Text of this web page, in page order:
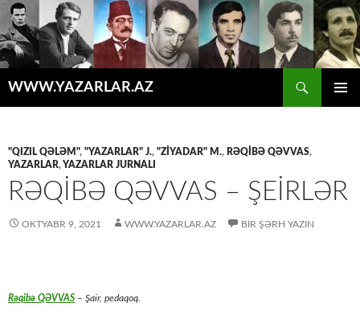
WWW.YAZARLAR.AZ
"QIZIL QƏLƏM", "YAZARLAR" J., "ZİYADAR" M., RƏQİBƏ QƏVVAS,
YAZARLAR, YAZARLAR JURNALI
RƏQİBƏ QƏVVAS – ŞEİRLƏR
OKTYABR 9, 2021 WWW.YAZARLAR.AZ BIR ŞƏRH YAZIN
Rəqibə QƏVVAS – Şair, pedaqoq.